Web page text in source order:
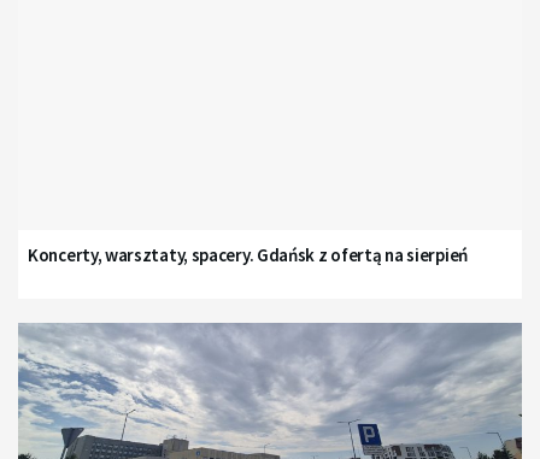
Koncerty, warsztaty, spacery. Gdańsk z ofertą na sierpień